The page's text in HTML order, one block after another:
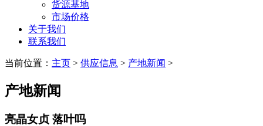
货源基地
市场价格
关于我们
联系我们
当前位置： 主页 > 供应信息 > 产地新闻 >
产地新闻
亮晶女贞 落叶吗